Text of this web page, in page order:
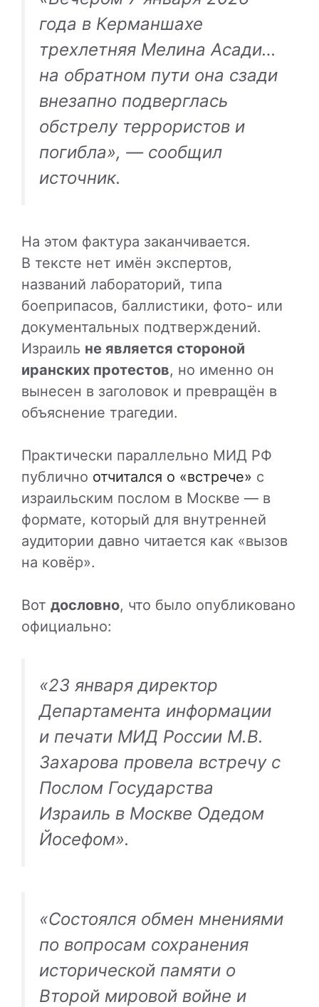
года в Керманшахе
трехлетняя Мелина Асади…
на обратном пути она сзади
внезапно подверглась
обстрелу террористов и
погибла», — сообщил
источник.
На этом фактура заканчивается.
В тексте нет имён экспертов,
названий лабораторий, типа
боеприпасов, баллистики, фото- или
документальных подтверждений.
Израиль не является стороной
иранских протестов, но именно он
вынесен в заголовок и превращён в
объяснение трагедии.
Практически параллельно МИД РФ
публично отчитался о «встрече» с
израильским послом в Москве — в
формате, который для внутренней
аудитории давно читается как «вызов
на ковёр».
Вот дословно, что было опубликовано
официально:
«23 января директор
Департамента информации
и печати МИД России М.В.
Захарова провела встречу с
Послом Государства
Израиль в Москве Одедом
Йосефом».
«Состоялся обмен мнениями
по вопросам сохранения
исторической памяти о
Второй мировой войне и